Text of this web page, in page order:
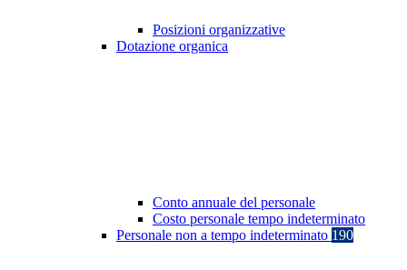
Posizioni organizzative
Dotazione organica
Conto annuale del personale
Costo personale tempo indeterminato
Personale non a tempo indeterminato 190